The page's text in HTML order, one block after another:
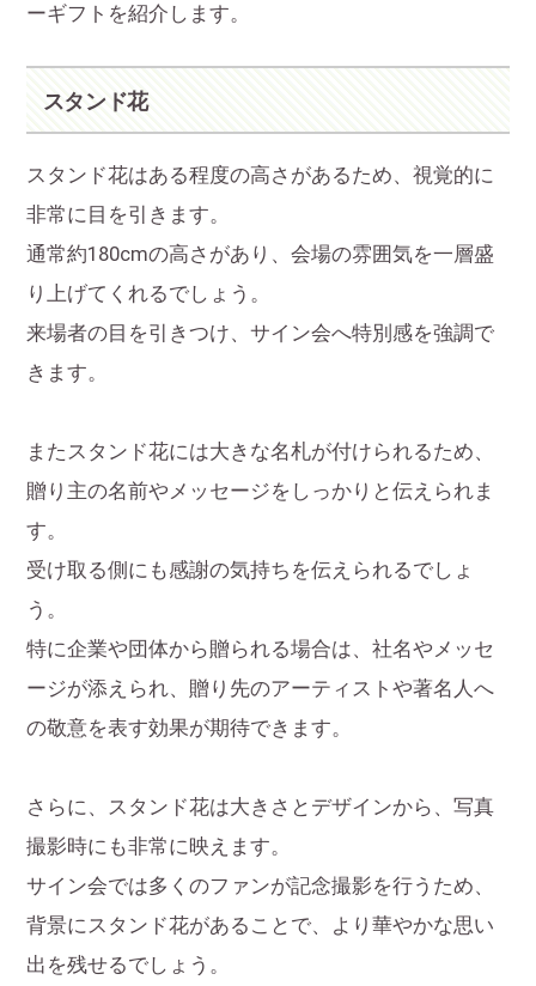
ーギフトを紹介します。
スタンド花
スタンド花はある程度の高さがあるため、視覚的に
非常に目を引きます。
通常約180cmの高さがあり、会場の雰囲気を一層盛
り上げてくれるでしょう。
来場者の目を引きつけ、サイン会へ特別感を強調で
きます。
またスタンド花には大きな名札が付けられるため、
贈り主の名前やメッセージをしっかりと伝えられま
す。
受け取る側にも感謝の気持ちを伝えられるでしょ
う。
特に企業や団体から贈られる場合は、社名やメッセ
ージが添えられ、贈り先のアーティストや著名人へ
の敬意を表す効果が期待できます。
さらに、スタンド花は大きさとデザインから、写真
撮影時にも非常に映えます。
サイン会では多くのファンが記念撮影を行うため、
背景にスタンド花があることで、より華やかな思い
出を残せるでしょう。